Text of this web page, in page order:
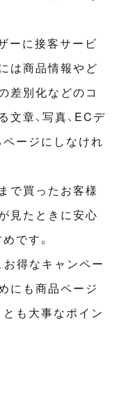
ーに接客サービ
は商品情報やど
差別化などのコ
文章、写真、ECデ
ージにしなけれ
で買ったお客様
見たときに安心
です。
得なキャンペー
にも商品ページ
も大事なポイン